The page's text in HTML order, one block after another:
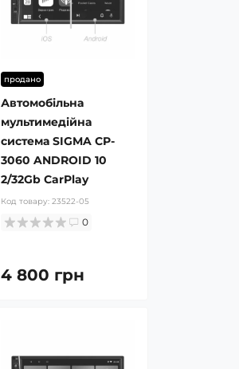
продано
Автомобільна
мультимедійна
система SIGMA CP-
3060 ANDROID 10
2/32Gb CarPlay
Код товару:23522-05
0
4 800 грн